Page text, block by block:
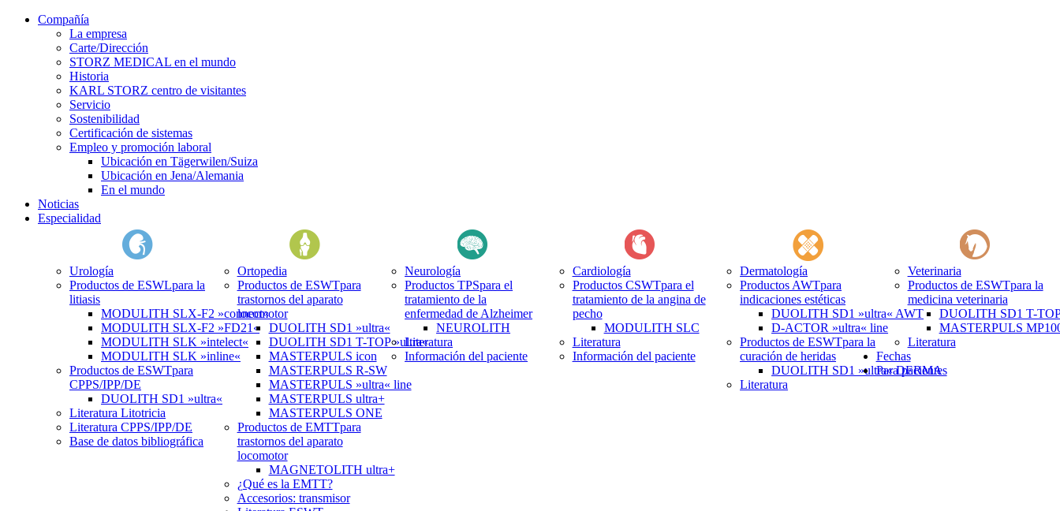
Compañía
La empresa
Carte/Dirección
STORZ MEDICAL en el mundo
Historia
KARL STORZ centro de visitantes
Servicio
Sostenibilidad
Certificación de sistemas
Empleo y promoción laboral
Ubicación en Tägerwilen/Suiza
Ubicación en Jena/Alemania
En el mundo
Noticias
Especialidad
Urología
Productos de ESWLpara la
litiasis
MODULITH SLX-F2 »connect«
MODULITH SLX-F2 »FD21«
MODULITH SLK »intelect«
MODULITH SLK »inline«
Productos de ESWTpara
CPPS/IPP/DE
DUOLITH SD1 »ultra«
Literatura Litotricia
Literatura CPPS/IPP/DE
Base de datos bibliográfica
Ortopedia
Productos de ESWTpara
trastornos del aparato
locomotor
DUOLITH SD1 »ultra«
DUOLITH SD1 T-TOP »ultra«
MASTERPULS icon
MASTERPULS R-SW
MASTERPULS »ultra« line
MASTERPULS ultra+
MASTERPULS ONE
Productos de EMTTpara
trastornos del aparato
locomotor
MAGNETOLITH ultra+
¿Qué es la EMTT?
Accesorios: transmisor
Neurología
Productos TPSpara el
tratamiento de la
enfermedad de Alzheimer
NEUROLITH
Literatura
Información del paciente
Cardiología
Productos CSWTpara el
tratamiento de la angina de
pecho
MODULITH SLC
Literatura
Información del paciente
Dermatología
Productos AWTpara
indicaciones estéticas
DUOLITH SD1 »ultra« AWT
D-ACTOR »ultra« line
Productos de ESWTpara la
curación de heridas
DUOLITH SD1 »ultra« DERMA
Literatura
Veterinaria
Productos de ESWTpara la
medicina veterinaria
DUOLITH SD1 T-
MASTERPULS
Literatura
Fechas
Para pacientes